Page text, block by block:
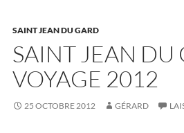
SAINT JEAN DU GARD
SAINT JEAN DU
VOYAGE 2012
25 OCTOBRE 2012 GÉRARD